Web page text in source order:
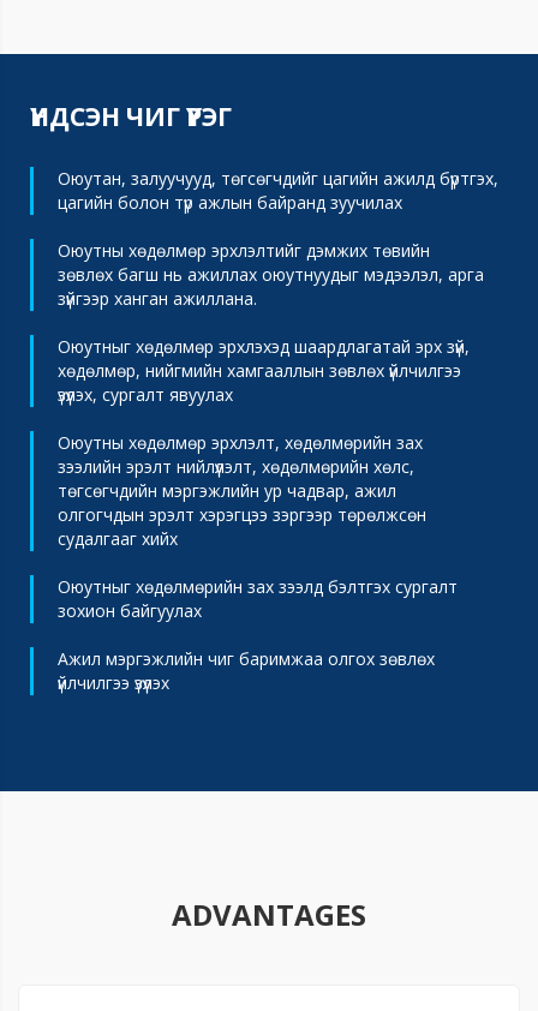
ҮНДСЭН ЧИГ ҮҮРЭГ
Оюутан, залуучууд, төгсөгчдийг цагийн ажилд бүртгэх,
цагийн болон түр ажлын байранд зуучилах
Оюутны хөдөлмөр эрхлэлтийг дэмжих төвийн
зөвлөх багш нь ажиллах оюутнуудыг мэдээлэл, арга
зүйгээр ханган ажиллана.
Оюутныг хөдөлмөр эрхлэхэд шаардлагатай эрх зүй,
хөдөлмөр, нийгмийн хамгааллын зөвлөх үйлчилгээ
үзүүлэх, сургалт явуулах
Оюутны хөдөлмөр эрхлэлт, хөдөлмөрийн зах
зээлийн эрэлт нийлүүлэлт, хөдөлмөрийн хөлс,
төгсөгчдийн мэргэжлийн ур чадвар, ажил
олгогчдын эрэлт хэрэгцээ зэргээр төрөлжсөн
судалгааг хийх
Оюутныг хөдөлмөрийн зах зээлд бэлтгэх сургалт
зохион байгуулах
Ажил мэргэжлийн чиг баримжаа олгох зөвлөх
үйлчилгээ үзүүлэх
ADVANTAGES